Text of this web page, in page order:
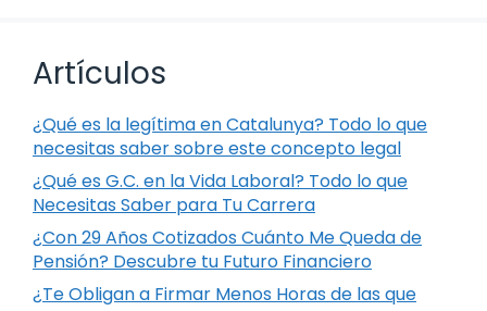
Artículos
¿Qué es la legítima en Catalunya? Todo lo que
necesitas saber sobre este concepto legal
¿Qué es G.C. en la Vida Laboral? Todo lo que
Necesitas Saber para Tu Carrera
¿Con 29 Años Cotizados Cuánto Me Queda de
Pensión? Descubre tu Futuro Financiero
¿Te Obligan a Firmar Menos Horas de las que